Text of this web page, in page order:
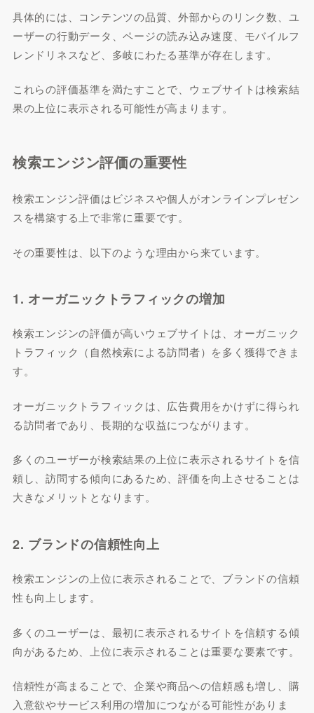
具体的には、コンテンツの品質、外部からのリンク数、ユ
ーザーの行動データ、ページの読み込み速度、モバイルフ
レンドリネスなど、多岐にわたる基準が存在します。
これらの評価基準を満たすことで、ウェブサイトは検索結
果の上位に表示される可能性が高まります。
検索エンジン評価の重要性
検索エンジン評価はビジネスや個人がオンラインプレゼン
スを構築する上で非常に重要です。
その重要性は、以下のような理由から来ています。
1. オーガニックトラフィックの増加
検索エンジンの評価が高いウェブサイトは、オーガニック
トラフィック（自然検索による訪問者）を多く獲得できま
す。
オーガニックトラフィックは、広告費用をかけずに得られ
る訪問者であり、長期的な収益につながります。
多くのユーザーが検索結果の上位に表示されるサイトを信
頼し、訪問する傾向にあるため、評価を向上させることは
大きなメリットとなります。
2. ブランドの信頼性向上
検索エンジンの上位に表示されることで、ブランドの信頼
性も向上します。
多くのユーザーは、最初に表示されるサイトを信頼する傾
向があるため、上位に表示されることは重要な要素です。
信頼性が高まることで、企業や商品への信頼感も増し、購
入意欲やサービス利用の増加につながる可能性がありま